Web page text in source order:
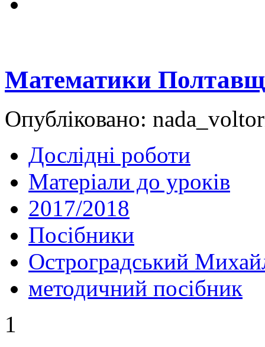
Математики
Опубліковано:
Дослідні роботи
Матеріали до уроків
2017/2018
Посібники
Остроградський
методичний посібник
1